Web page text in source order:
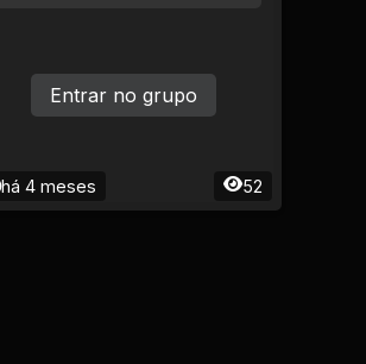
há 4 meses 52
Entrar no grupo